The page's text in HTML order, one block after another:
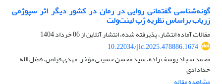
گونه‌شناسی گفتمانی روایی در رمان در کشور دیگر اثر سپوژمی
زریاب براساس نظریه ژپ لینت‌ولت
مقالات آماده انتشار، پذیرفته شده، انتشار آنلاین از06 خرداد 1404
10.22034/jlc.2025.478886.1674
محمد سجاد یوسف زاده، سید محسن حسینی مؤخر، مهدی فیاض، فضل الله
خدادادی